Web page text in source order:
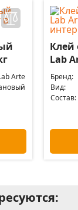
Arte
Клей
Lab
Бренд:
Вид:
Состав: